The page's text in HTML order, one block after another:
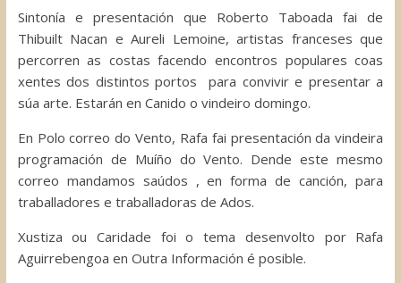
Sintonía e presentación que Roberto Taboada fai de
Thibuilt Nacan e Aureli Lemoine, artistas franceses que
percorren as costas facendo encontros populares coas
xentes dos distintos portos para convivir e presentar a
súa arte. Estarán en Canido o vindeiro domingo.
En Polo correo do Vento, Rafa fai presentación da vindeira
programación de Muíño do Vento. Dende este mesmo
correo mandamos saúdos , en forma de canción, para
traballadores e traballadoras de Ados.
Xustiza ou Caridade foi o tema desenvolto por Rafa
Aguirrebengoa en Outra Información é posible.